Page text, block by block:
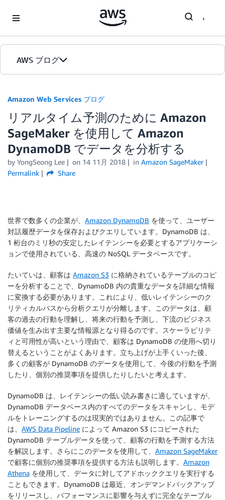
AWS ブログ
カテゴリ
エディション
Amazon Web Services ブログ
リアルタイム予測のために Amazon
SageMaker を使用して Amazon
DynamoDB でデータを分析する
by YongSeong Lee on 14 11月 2018 in Amazon SageMaker
Permalink
Share
世界で数多くの企業が、 Amazon DynamoDB を使って、ユーザー
対話履歴データを保存およびクエリしています。DynamoDB は、
1 桁台のミリ秒の安定したレイテンシーを必要とするアプリケーシ
ョンで使用されている、高速の NoSQL データベースです。
たいていは、顧客は Amazon S3 に格納されているテーブルのコピ
ーを分析することで、DynamoDB 内の貴重なデータを詳細な情報
に変換する必要があります。これにより、低いレイテンシーのク
リティカルパスから分析クエリが分離します。このデータは、顧
客の過去の行動を理解し、将来の行動を予測し、下流のビジネス
価値を生み出す主要な情報源となり得るのです。スケーラビリテ
ィと可用性が高いという理由で、顧客は DynamoDB の使用へ切り
替えるということがよくあります。立ち上げが上手くいった後、
多くの顧客が DynamoDB のデータを使用して、今後の行動を予測
したり、個別の推奨事項を提供したりしたいと考えます。
DynamoDB は、レイテンシーの低い読み書きに適していますが、
DynamoDB データベース内のすべてのデータをスキャンし、モデ
ルをトレーニングするのは現実的ではありません。この記事で
は、 AWS Data Pipeline によって Amazon S3 にコピーされた
DynamoDB テーブルデータを使って、顧客の行動を予測する方法
を解説します。さらにこのデータを使用して、 Amazon SageMaker
で顧客に個別の推奨事項を提供する方法も説明します。 Amazon
Athena を使用して、データに対してアドホッククエリを実行する
こともできます。DynamoDB は最近、オンデマンドバックアップ
をリリースし、パフォーマンスに影響を与えずに完全なテーブル